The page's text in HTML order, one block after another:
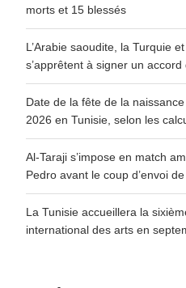
morts et 15 blessés
L’Arabie saoudite, la Turquie
s’apprêtent à signer un
Date de la fête de la
2026 en Tunisie, selon les
Al-Taraji s’impose en match
Pedro avant le coup d’envoi
La Tunisie accueillera la
international des arts en